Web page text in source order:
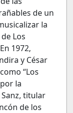
de un
la
Los
1972,
y César
“Los
la
titular
de los